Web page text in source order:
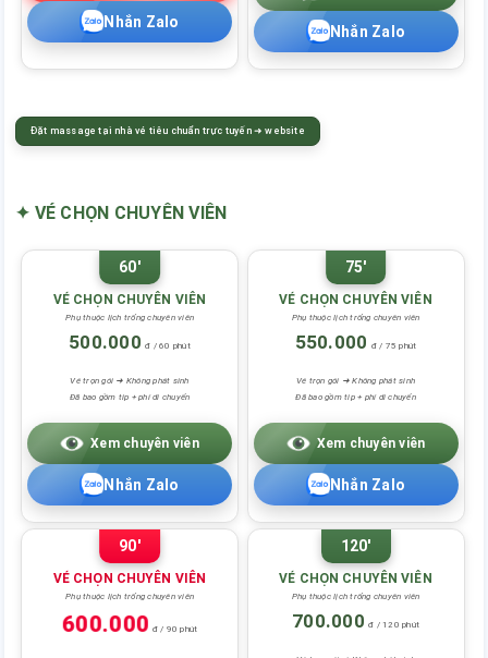
Nhắn Zalo
Nhắn Zalo
Đặt massage tại nhà vé tiêu chuẩn trực tuyến ➜ website
✦ VÉ CHỌN CHUYÊN VIÊN
60'
VÉ CHỌN CHUYÊN VIÊN
Phụ thuộc lịch trống chuyên viên
500.000 đ / 60 phút
Vé trọn gói ➜ Không phát sinh
Đã bao gồm tip + phí di chuyển
Xem chuyên viên
Nhắn Zalo
75'
VÉ CHỌN CHUYÊN VIÊN
Phụ thuộc lịch trống chuyên viên
550.000 đ / 75 phút
Vé trọn gói ➜ Không phát sinh
Đã bao gồm tip + phí di chuyển
Xem chuyên viên
Nhắn Zalo
90'
VÉ CHỌN CHUYÊN VIÊN
Phụ thuộc lịch trống chuyên viên
600.000 đ / 90 phút
120'
VÉ CHỌN CHUYÊN VIÊN
Phụ thuộc lịch trống chuyên viên
700.000 đ / 120 phút